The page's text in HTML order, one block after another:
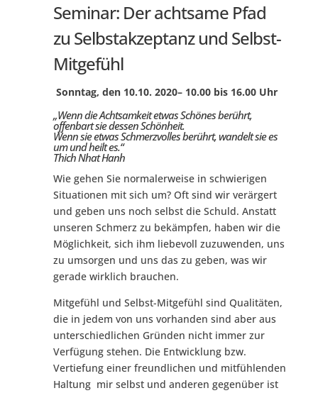
Seminar: Der achtsame Pfad
zu Selbstakzeptanz und Selbst-
Mitgefühl
Sonntag, den 10.10. 2020– 10.00 bis 16.00 Uhr
„Wenn die Achtsamkeit etwas Schönes berührt,
offenbart sie dessen Schönheit.
Wenn sie etwas Schmerzvolles berührt, wandelt sie es
um und heilt es.“
Thich Nhat Hanh
Wie gehen Sie normalerweise in schwierigen
Situationen mit sich um? Oft sind wir verärgert
und geben uns noch selbst die Schuld. Anstatt
unseren Schmerz zu bekämpfen, haben wir die
Möglichkeit, sich ihm liebevoll zuzuwenden, uns
zu umsorgen und uns das zu geben, was wir
gerade wirklich brauchen.
Mitgefühl und Selbst-Mitgefühl sind Qualitäten,
die in jedem von uns vorhanden sind aber aus
unterschiedlichen Gründen nicht immer zur
Verfügung stehen. Die Entwicklung bzw.
Vertiefung einer freundlichen und mitfühlenden
Haltung mir selbst und anderen gegenüber ist